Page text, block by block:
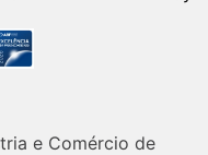
e Comércio de